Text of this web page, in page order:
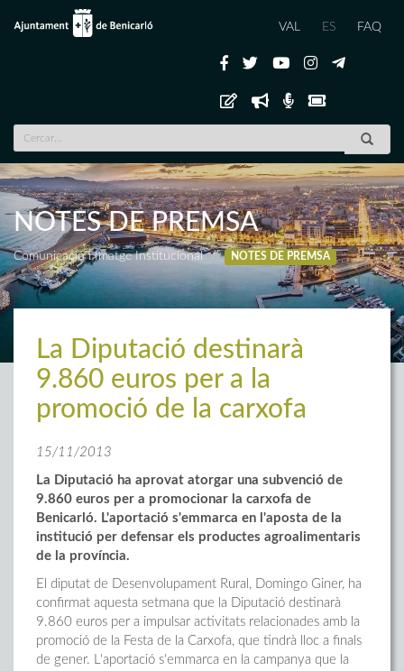
VAL ES FAQ
NOTES DE PREMSA
Comunicació i Imatge Institucional NOTES DE PREMSA
La Diputació destinarà
9.860 euros per a la
promoció de la carxofa
15/11/2013
La Diputació ha aprovat atorgar una subvenció de
9.860 euros per a promocionar la carxofa de
Benicarló. L'aportació s'emmarca en l'aposta de la
institució per defensar els productes agroalimentaris
de la província.
El diputat de Desenvolupament Rural, Domingo Giner, ha
confirmat aquesta setmana que la Diputació destinarà
9.860 euros per a impulsar activitats relacionades amb la
promoció de la Festa de la Carxofa, que tindrà lloc a finals
de gener. L'aportació s'emmarca en la campanya que la